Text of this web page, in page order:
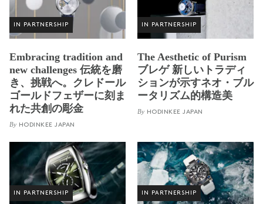
IN PARTNERSHIP
Embracing tradition and
new challenges 伝統を磨
き、挑戦へ。クレドール
ゴールドフェザーに刻ま
れた共創の彫金
By HODINKEE JAPAN
IN PARTNERSHIP
The Aesthetic of Purism
ブレゲ 新しいトラディ
ションが示すネオ・ブル
ータリズム的構造美
By HODINKEE JAPAN
IN PARTNERSHIP IN PARTNERSHIP